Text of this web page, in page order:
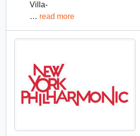
Villa-
… read more